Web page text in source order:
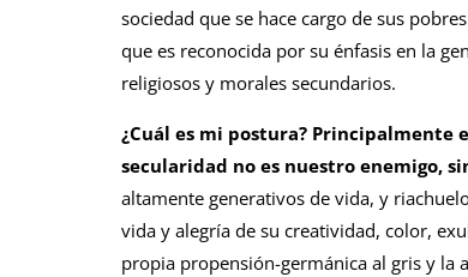
sociedad que se hace cargo de sus
que es reconocida por su énfasis en la
religiosos y morales secundarios.
¿Cuál es mi postura? Principalmente
secularidad no es nuestro enemigo,
altamente generativos de vida, y
vida y alegría de su creatividad, color,
propia propensión-germánica al gris y la